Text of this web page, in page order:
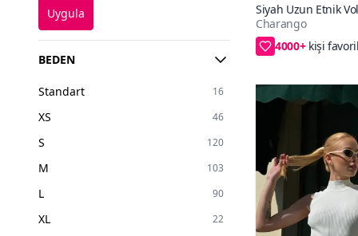
Uygula
BEDEN
Standart 16
XS 46
S 120
M 103
L 90
XL 22
Siyah Uzun Etnik
Yırtmaçlı Balık
Gotik Tarz Etek
Charango
4000+
%5 Kupon